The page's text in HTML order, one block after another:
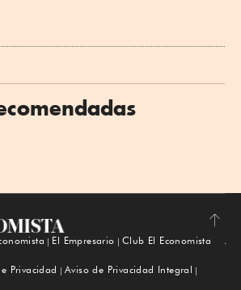
Subir
El Empresario
Club El Economista
Privacidad
Aviso de Privacidad Integral